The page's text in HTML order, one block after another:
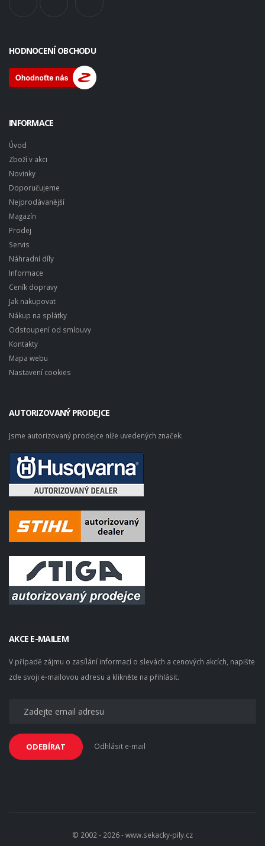
HODNOCENÍ OBCHODU
INFORMACE
Úvod
Zboží v akci
Novinky
Doporučujeme
Nejprodávanější
Magazín
Prodej
Servis
Náhradní díly
Informace
Ceník dopravy
Jak nakupovat
Nákup na splátky
Odstoupení od smlouvy
Kontakty
Mapa webu
Nastavení cookies
AUTORIZOVANÝ PRODEJCE
Jsme autorizovaný prodejce níže uvedených značek:
AKCE E-MAILEM
V případě zájmu o zasílání informací o slevách a cenových akcích, napište
zde svoji e-mailovou adresu a klikněte na přihlásit.
ODEBÍRAT Odhlásit e-mail
© 2002 - 2026 - www.sekacky-pily.cz